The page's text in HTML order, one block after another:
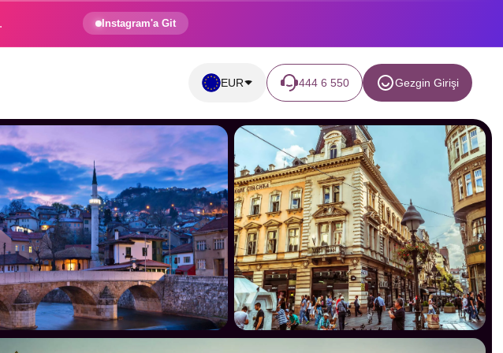
Instagram'a Git
EUR 444 6 550 Gezgin Girişi